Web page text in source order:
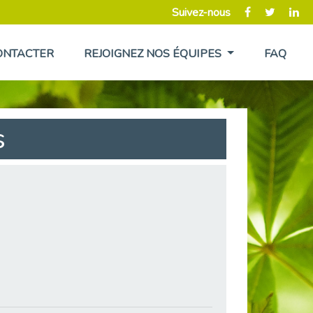
Suivez-nous
REJOIGNEZ NOS ÉQUIPES FAQ